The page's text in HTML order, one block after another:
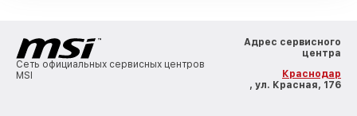
Сеть официальных сервисных центров
MSI
Адрес сервисного
центра
Краснодар
, ул. Красная, 176